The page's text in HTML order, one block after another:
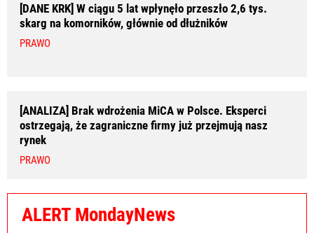
[DANE KRK] W ciągu 5 lat wpłynęło przeszło 2,6 tys.
skarg na komorników, głównie od dłużników
PRAWO
[ANALIZA] Brak wdrożenia MiCA w Polsce. Eksperci
ostrzegają, że zagraniczne firmy już przejmują nasz
rynek
PRAWO
ALERT MondayNews